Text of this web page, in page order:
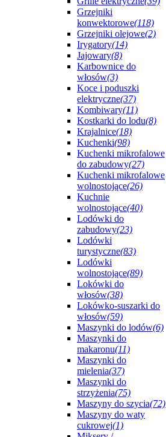
Grzejniki
konwektorowe(118)
Grzejniki olejowe(2)
Irygatory(14)
Jajowary(8)
Karbownice do
włosów(3)
Koce i poduszki
elektryczne(37)
Kombiwary(11)
Kostkarki do lodu(8)
Krajalnice(18)
Kuchenki(98)
Kuchenki mikrofalowe
do zabudowy(27)
Kuchenki mikrofalowe
wolnostojące(26)
Kuchnie
wolnostojące(40)
Lodówki do
zabudowy(23)
Lodówki
turystyczne(83)
Lodówki
wolnostojące(89)
Lokówki do
włosów(38)
Lokówko-suszarki do
włosów(59)
Maszynki do lodów(6)
Maszynki do
makaronu(11)
Maszynki do
mielenia(37)
Maszynki do
strzyżenia(75)
Maszyny do szycia(72)
Maszyny do waty
cukrowej(1)